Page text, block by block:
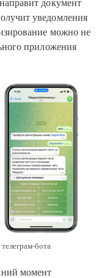
документ
уведомления
можно не
приложения
бота
момент